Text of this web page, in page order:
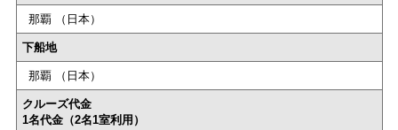
那覇 （日本）
下船地
那覇 （日本）
クルーズ代金
1名代金（2名1室利用）